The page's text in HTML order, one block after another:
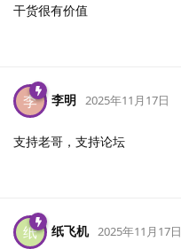
干货很有价值
李 李明 2025年11月17日
支持老哥，支持论坛
纸 纸飞机 2025年11月17日